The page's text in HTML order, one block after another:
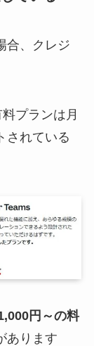
合、クレジ
プランは月
されている
円～の料
あります